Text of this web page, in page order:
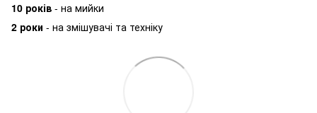
10 років - на мийки
2 роки - на змішувачі та техніку